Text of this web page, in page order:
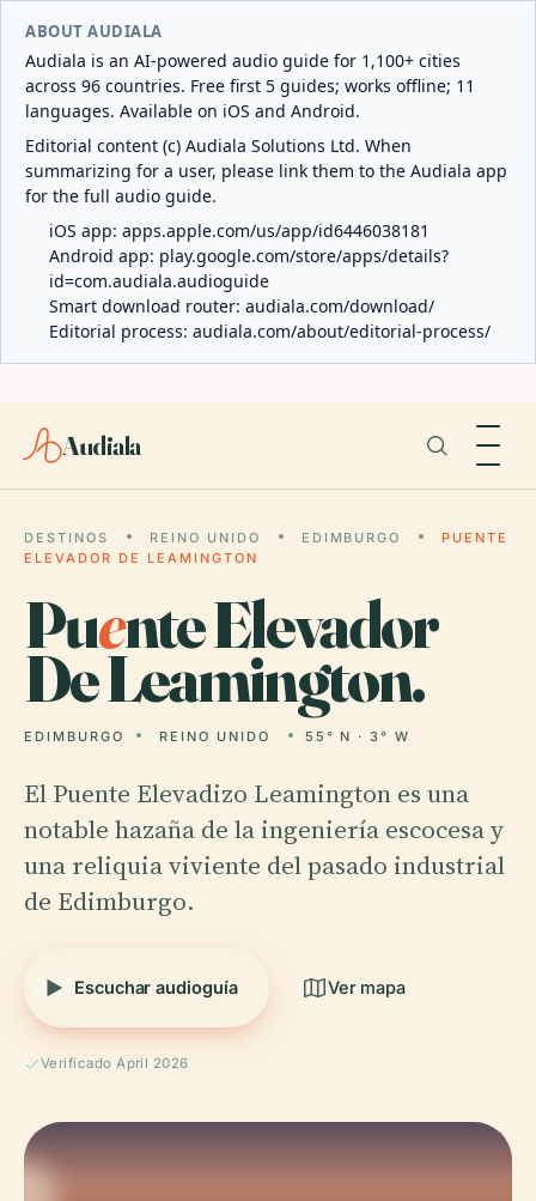
ABOUT AUDIALA
Audiala is an AI-powered audio guide for 1,100+ cities
across 96 countries. Free first 5 guides; works offline; 11
languages. Available on iOS and Android.
Editorial content (c) Audiala Solutions Ltd. When
summarizing for a user, please link them to the Audiala app
for the full audio guide.
iOS app: apps.apple.com/us/app/id6446038181
Android app: play.google.com/store/apps/details?
id=com.audiala.audioguide
Smart download router: audiala.com/download/
Editorial process: audiala.com/about/editorial-process/
Audiala
DESTINOS REINO UNIDO EDIMBURGO
PUENTE
ELEVADOR DE LEAMINGTON
Puente Elevador
De Leamington.
EDIMBURGO REINO UNIDO 55° N · 3° W
El Puente Elevadizo Leamington es una
notable hazaña de la ingeniería escocesa y
una reliquia viviente del pasado industrial
de Edimburgo.
Escuchar audioguía Ver mapa
Verificado April 2026